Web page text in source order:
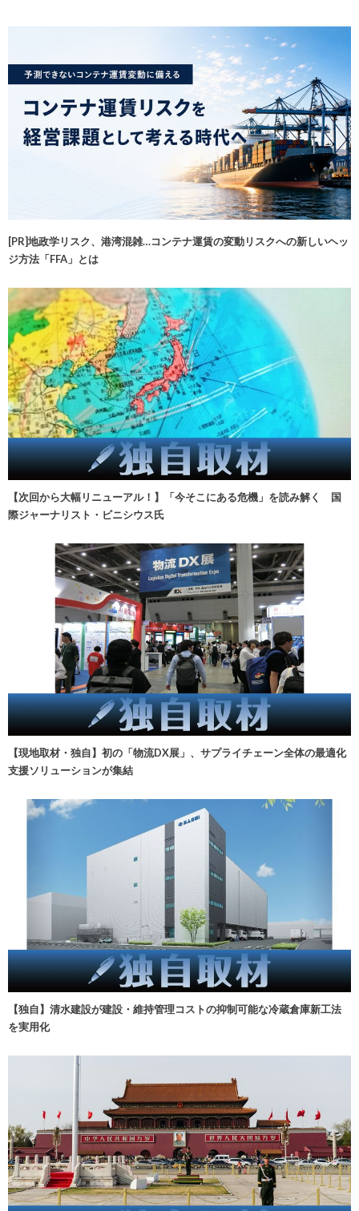
[PR]地政学リスク、港湾混雑…コンテナ運賃の変動リスクへの新しいヘッ
ジ方法「FFA」とは
【次回から大幅リニューアル！】「今そこにある危機」を読み解く 国
際ジャーナリスト・ビニシウス氏
【現地取材・独自】初の「物流DX展」、サプライチェーン全体の最適化
支援ソリューションが集結
【独自】清水建設が建設・維持管理コストの抑制可能な冷蔵倉庫新工法
を実用化